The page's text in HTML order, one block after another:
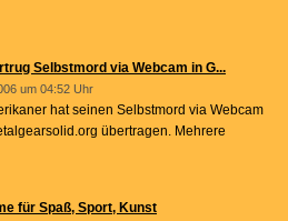
Selbstmord via Webcam in G...
um 04:52 Uhr
hat seinen Selbstmord via Webcam
übertragen. Mehrere
für Spaß, Sport, Kunst